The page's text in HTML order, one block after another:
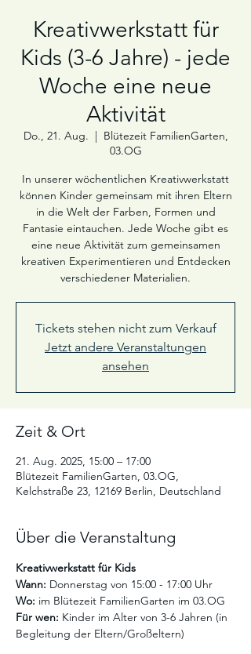
Kreativwerkstatt für
Kids (3-6 Jahre) - jede
Woche eine neue
Aktivität
Do., 21. Aug.
  |
Blütezeit FamilienGarten,
03.OG
In unserer wöchentlichen Kreativwerkstatt
können Kinder gemeinsam mit ihren Eltern
in die Welt der Farben, Formen und
Fantasie eintauchen. Jede Woche gibt es
eine neue Aktivität zum gemeinsamen
kreativen Experimentieren und Entdecken
verschiedener Materialien.
Tickets stehen nicht zum Verkauf
Jetzt andere Veranstaltungen
ansehen
Zeit & Ort
21. Aug. 2025, 15:00 – 17:00
Blütezeit FamilienGarten, 03.OG,
Kelchstraße 23, 12169 Berlin, Deutschland
Über die Veranstaltung
Kreativwerkstatt für Kids
Wann: Donnerstag von 15:00 - 17:00 Uhr
Wo: im Blütezeit FamilienGarten im 03.OG
Für wen: Kinder im Alter von 3-6 Jahren (in
Begleitung der Eltern/Großeltern)